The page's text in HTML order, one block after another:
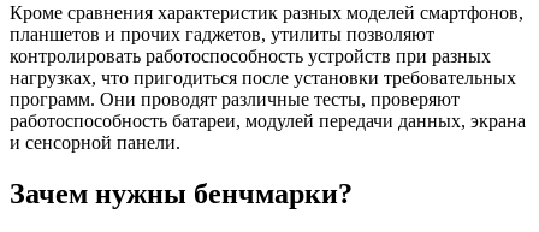
Кроме сравнения характеристик разных моделей смартфонов,
планшетов и прочих гаджетов, утилиты позволяют
контролировать работоспособность устройств при разных
нагрузках, что пригодиться после установки требовательных
программ. Они проводят различные тесты, проверяют
работоспособность батареи, модулей передачи данных, экрана
и сенсорной панели.
Зачем нужны бенчмарки?